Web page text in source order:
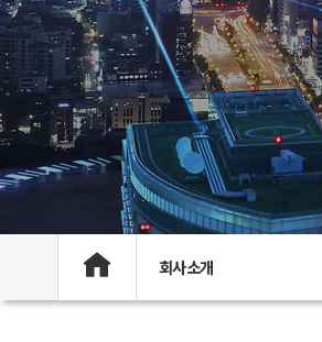
회사소개